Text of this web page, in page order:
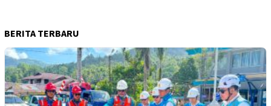
BERITA TERBARU